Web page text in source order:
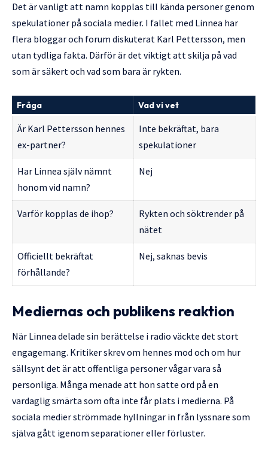
Det är vanligt att namn kopplas till kända personer genom
spekulationer på sociala medier. I fallet med Linnea har
flera bloggar och forum diskuterat Karl Pettersson, men
utan tydliga fakta. Därför är det viktigt att skilja på vad
som är säkert och vad som bara är rykten.
Fråga Vad vi vet
Är Karl Pettersson hennes
ex-partner?
Inte bekräftat, bara
spekulationer
Har Linnea själv nämnt
honom vid namn?
Nej
Varför kopplas de ihop?
Rykten och söktrender på
nätet
Officiellt bekräftat
förhållande?
Nej, saknas bevis
Mediernas och publikens reaktion
När Linnea delade sin berättelse i radio väckte det stort
engagemang. Kritiker skrev om hennes mod och om hur
sällsynt det är att offentliga personer vågar vara så
personliga. Många menade att hon satte ord på en
vardaglig smärta som ofta inte får plats i medierna. På
sociala medier strömmade hyllningar in från lyssnare som
själva gått igenom separationer eller förluster.